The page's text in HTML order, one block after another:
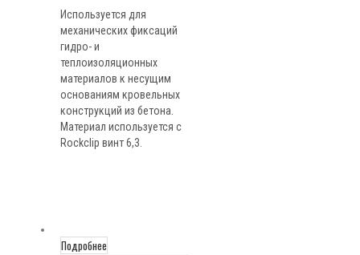
Используется для
механических фиксаций
гидро- и
теплоизоляционных
материалов к несущим
основаниям кровельных
конструкций из бетона.
Материал используется с
Rockclip винт 6,3.
Подробнее